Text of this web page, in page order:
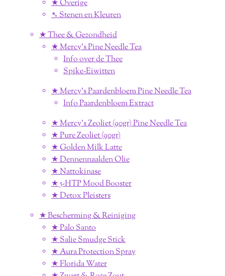
★ Overige
➴ Stenen en Kleuren
★ Thee & Gezondheid
★ Mercy's Pine Needle Tea
Info over de Thee
Spike-Eiwitten
★ Mercy's Paardenbloem Pine Needle Tea
Info Paardenbloem Extract
★ Mercy's Zeoliet (90gr) Pine Needle Tea
★ Pure Zeoliet (90gr)
★ Golden Milk Latte
★ Dennennaalden Olie
★ Nattokinase
★ 5-HTP Mood Booster
★ Detox Pleisters
★ Bescherming & Reiniging
★ Palo Santo
★ Salie Smudge Stick
★ Aura Protection Spray
★ Florida Water